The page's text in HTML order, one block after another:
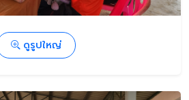
ดูรูปใหญ่